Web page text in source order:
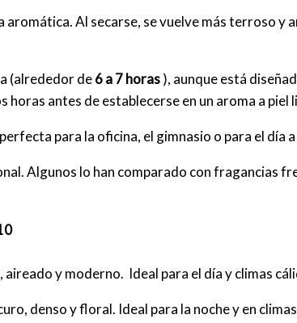
aromática.Al secarse, se vuelve más terroso y
(alrededor de6 a 7 horas), aunque está
antes de establecerse en un aroma a piel
para la oficina, el gimnasio o para el día
Algunos lo han comparado con fragancias
aireado y moderno. Ideal para el día y climas
denso y floral. Ideal para la noche y en